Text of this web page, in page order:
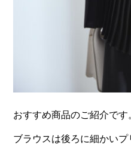
おすすめ商品のご紹介です
ブラウスは後ろに細かい